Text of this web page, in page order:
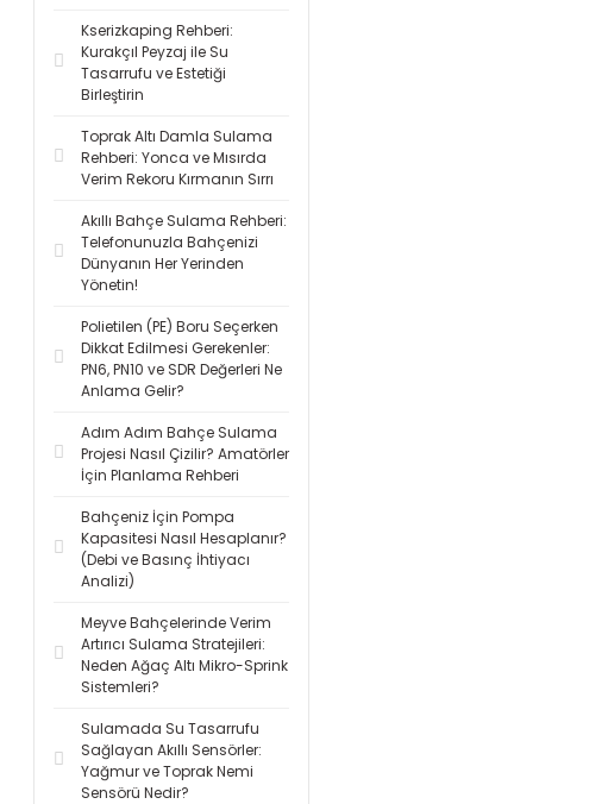
Kserizkaping Rehberi:
Kurakçıl Peyzaj ile Su
Tasarrufu ve Estetiği
Birleştirin
Toprak Altı Damla Sulama
Rehberi: Yonca ve Mısırda
Verim Rekoru Kırmanın Sırrı
Akıllı Bahçe Sulama Rehberi:
Telefonunuzla Bahçenizi
Dünyanın Her Yerinden
Yönetin!
Polietilen (PE) Boru Seçerken
Dikkat Edilmesi Gerekenler:
PN6, PN10 ve SDR Değerleri Ne
Anlama Gelir?
Adım Adım Bahçe Sulama
Projesi Nasıl Çizilir? Amatörler
İçin Planlama Rehberi
Bahçeniz İçin Pompa
Kapasitesi Nasıl Hesaplanır?
(Debi ve Basınç İhtiyacı
Analizi)
Meyve Bahçelerinde Verim
Artırıcı Sulama Stratejileri:
Neden Ağaç Altı Mikro-Sprink
Sistemleri?
Sulamada Su Tasarrufu
Sağlayan Akıllı Sensörler:
Yağmur ve Toprak Nemi
Sensörü Nedir?